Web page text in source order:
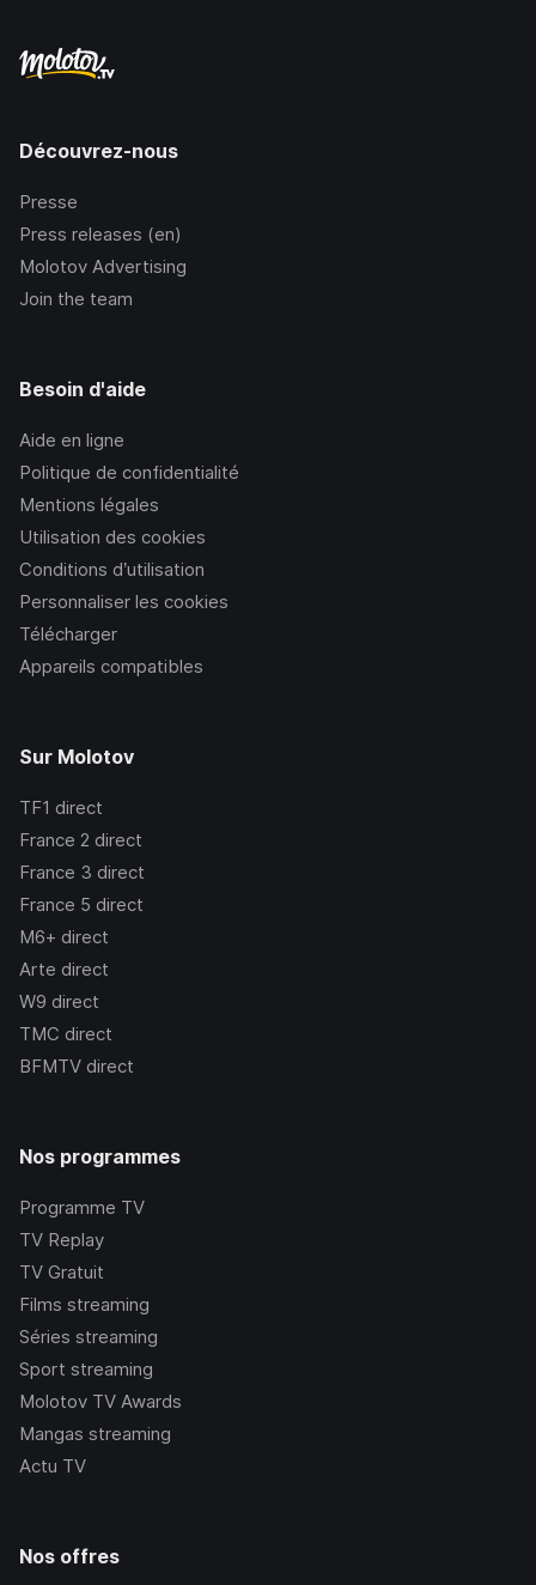
Découvrez-nous
Presse
Press releases (en)
Molotov Advertising
Join the team
Besoin d'aide
Aide en ligne
Politique de confidentialité
Mentions légales
Utilisation des cookies
Conditions d’utilisation
Personnaliser les cookies
Télécharger
Appareils compatibles
Sur Molotov
TF1 direct
France 2 direct
France 3 direct
France 5 direct
M6+ direct
Arte direct
W9 direct
TMC direct
BFMTV direct
Nos programmes
Programme TV
TV Replay
TV Gratuit
Films streaming
Séries streaming
Sport streaming
Molotov TV Awards
Mangas streaming
Actu TV
Nos offres